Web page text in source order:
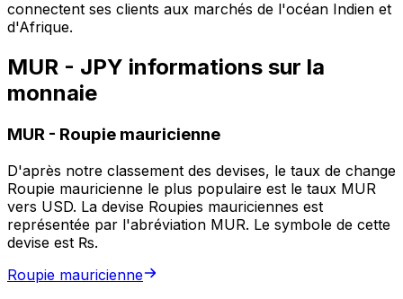
connectent ses clients aux marchés de l'océan Indien et
d'Afrique.
MUR - JPY informations sur la
monnaie
MUR - Roupie mauricienne
D'après notre classement des devises, le taux de change
Roupie mauricienne le plus populaire est le taux MUR
vers USD. La devise Roupies mauriciennes est
représentée par l'abréviation MUR. Le symbole de cette
devise est ₨.
Roupie mauricienne